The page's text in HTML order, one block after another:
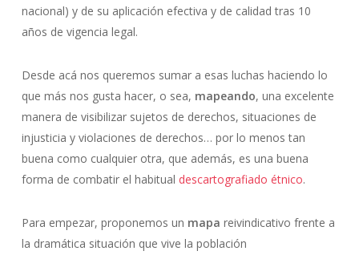
nacional) y de su aplicación efectiva y de calidad tras 10
años de vigencia legal.
Desde acá nos queremos sumar a esas luchas haciendo lo
que más nos gusta hacer, o sea, mapeando, una excelente
manera de visibilizar sujetos de derechos, situaciones de
injusticia y violaciones de derechos… por lo menos tan
buena como cualquier otra, que además, es una buena
forma de combatir el habitual descartografiado étnico.
Para empezar, proponemos un mapa reivindicativo frente a
la dramática situación que vive la población